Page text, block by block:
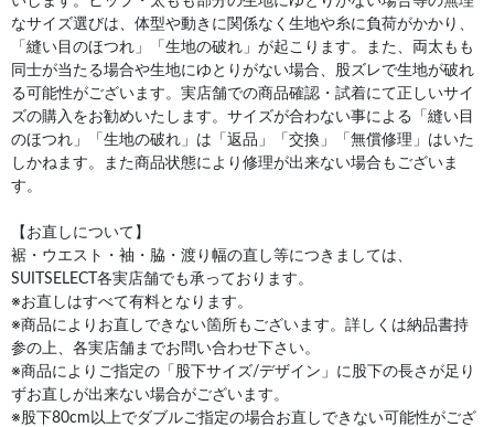
なサイズ選びは、体型や動きに関係なく生地や糸に負荷がかかり、
「縫い目のほつれ」「生地の破れ」が起こります。また、両太もも
同士が当たる場合や生地にゆとりがない場合、股ズレで生地が破れ
る可能性がございます。実店舗での商品確認・試着にて正しいサイ
ズの購入をお勧めいたします。サイズが合わない事による「縫い目
のほつれ」「生地の破れ」は「返品」「交換」「無償修理」はいた
しかねます。また商品状態により修理が出来ない場合もございま
す。
【お直しについて】
裾・ウエスト・袖・脇・渡り幅の直し等につきましては、
SUITSELECT各実店舗でも承っております。
※お直しはすべて有料となります。
※商品によりお直しできない箇所もございます。詳しくは納品書持
参の上、各実店舗までお問い合わせ下さい。
※商品によりご指定の「股下サイズ/デザイン」に股下の長さが足り
ずお直しが出来ない場合がございます。
※股下80cm以上でダブルご指定の場合お直しできない可能性がござ